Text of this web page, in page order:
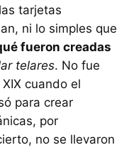
tarjetas
ni lo simples que
fueron creadas
telares. No fue
XIX cuando el
para crear
por
no se llevaron